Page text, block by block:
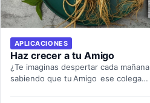
APLICACIONES
Haz crecer a tu Amigo
¿Te imaginas despertar cada mañana
sabiendo que tu Amigo ese colega